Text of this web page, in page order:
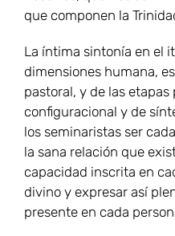
que componen la
La íntima sintonía en el
dimensiones humana,
pastoral, y de las
configuracional y de
los seminaristas ser
la sana relación que
capacidad inscrita en
divino y expresar así
presente en cada